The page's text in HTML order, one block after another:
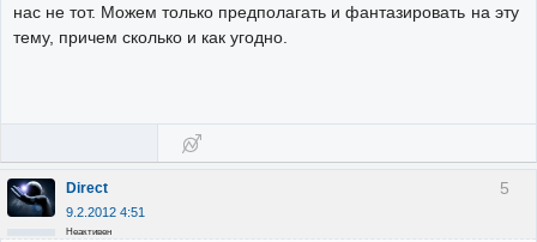
нас не тот. Можем только предполагать и фантазировать на эту
тему, причем сколько и как угодно.
5
Direct
9.2.2012 4:51
Неактивен